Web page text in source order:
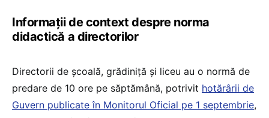
Informații de context despre norma
didactică a directorilor
Directorii de școală, grădiniță și liceu au o normă de
predare de 10 ore pe săptămână, potrivit hotărârii de
Guvern publicate în Monitorul Oficial pe 1 septembrie,